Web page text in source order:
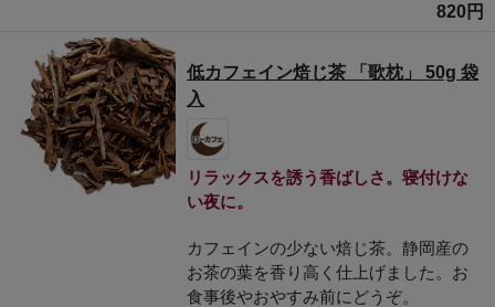
820円
低カフェイン焙じ茶 「歌枕」 50g 袋
入
リラックスを誘う香ばしさ。寝付けな
い夜に。
カフェインの少ない焙じ茶。静岡産の
お茶の葉を香り高く仕上げました。お
食事後やおやすみ前にどうぞ。